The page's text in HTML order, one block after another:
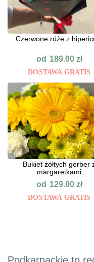
Сzerwone róże z
od 189.00 zł
DOSTAWA GRATIS
Bukiet żółtych gerber
margaretkami
od 129.00 zł
DOSTAWA GRATIS